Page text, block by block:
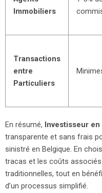
Immobiliers
Transactions
entre
Particuliers
En résumé, Investisseur en
transparente et sans frais
sinistré en Belgique. En
tracas et les coûts
traditionnelles, tout en
d’un processus simplifié.